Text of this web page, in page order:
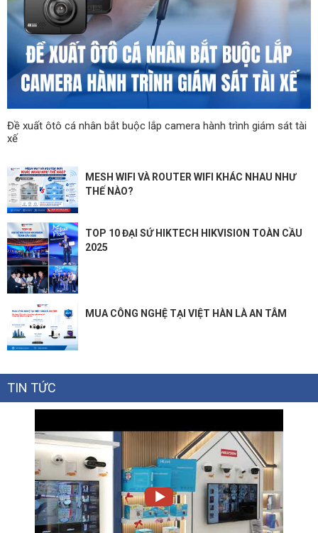
Đề xuất ôtô cá nhân bắt buộc lắp camera hành trình giám sát tài
xế
MESH WIFI VÀ ROUTER WIFI KHÁC NHAU NHƯ
THẾ NÀO?
TOP 10 ĐẠI SỨ HIKTECH HIKVISION TOÀN CẦU
2025
MUA CÔNG NGHỆ TẠI VIỆT HÀN LÀ AN TÂM
TIN TỨC